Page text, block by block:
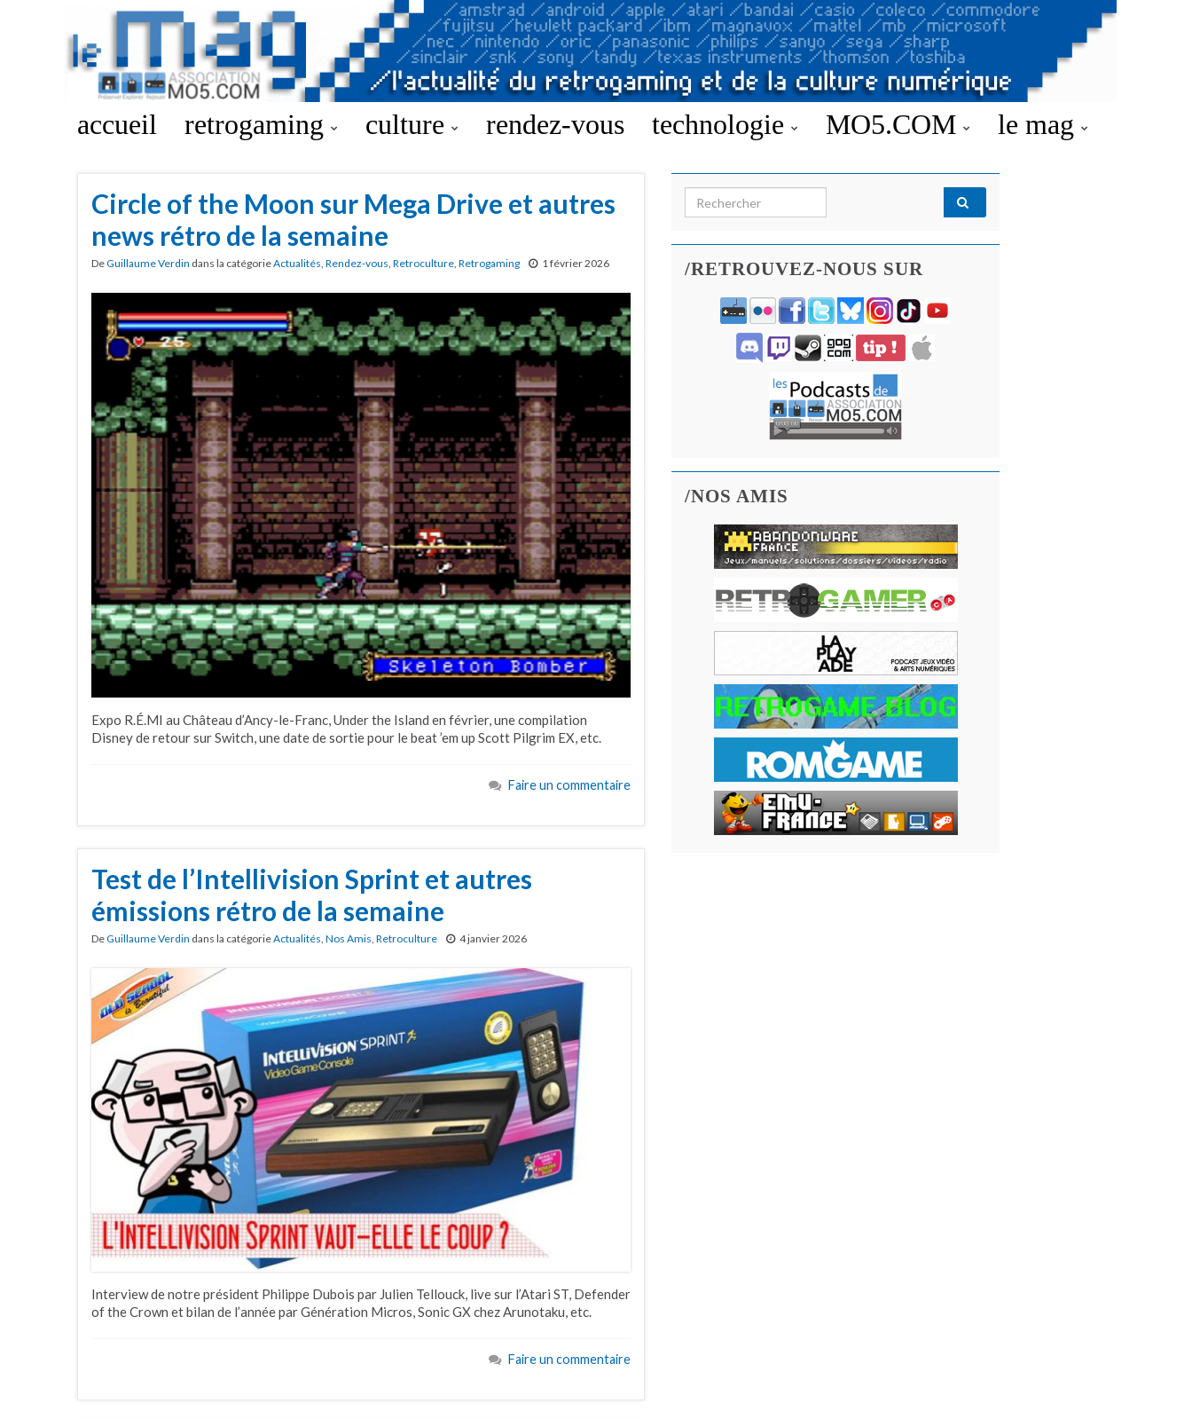
accueil retrogaming culture rendez-vous technologie MO5.COM le mag
Circle of the Moon sur Mega Drive et autres
news rétro de la semaine
DeGuillaume Verdin dans la catégorieActualités, Rendez-vous, Retroculture, Retrogaming 1 février 2026
Expo R.É.MI au Château d’Ancy-le-Franc, Under the Island en février, une compilation
Disney de retour sur Switch, une date de sortie pour le beat ’em up Scott Pilgrim EX, etc.
Faire un commentaire
Test de l’Intellivision Sprint et autres
émissions rétro de la semaine
DeGuillaume Verdin dans la catégorieActualités, Nos Amis, Retroculture 4 janvier 2026
Interview de notre président Philippe Dubois par Julien Tellouck, live sur l’Atari ST, Defender
of the Crown et bilan de l’année par Génération Micros, Sonic GX chez Arunotaku, etc.
Faire un commentaire
Search for:
/RETROUVEZ-NOUS SUR
/NOS AMIS